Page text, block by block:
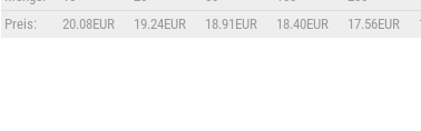
Preis:
20.08EUR 19.24EUR 18.91EUR 18.40EUR 17.56EUR